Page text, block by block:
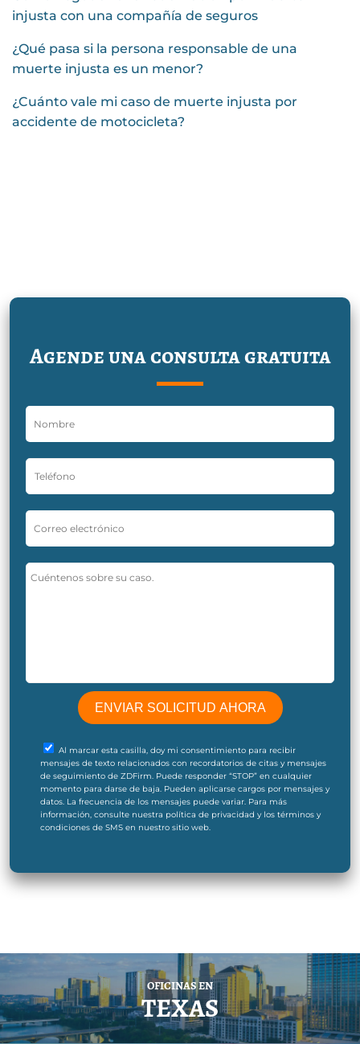
injusta con una compañía de seguros
¿Qué pasa si la persona responsable de una
muerte injusta es un menor?
¿Cuánto vale mi caso de muerte injusta por
accidente de motocicleta?
Agende una consulta gratuita
Al marcar esta casilla, doy mi consentimiento para recibir
mensajes de texto relacionados con recordatorios de citas y mensajes
de seguimiento de ZDFirm. Puede responder “STOP” en cualquier
momento para darse de baja. Pueden aplicarse cargos por mensajes y
datos. La frecuencia de los mensajes puede variar. Para más
información, consulte nuestra política de privacidad y los términos y
condiciones de SMS en nuestro sitio web.
OFICINAS EN
TEXAS